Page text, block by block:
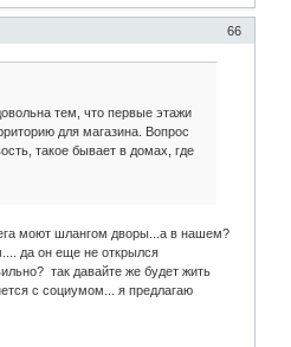
66
тем, что первые этажи
для магазина. Вопрос
такое бывает в домах, где
моют шлангом дворы...а в нашем?
да он еще не открылся
так давайте же будет жить
с социумом... я предлагаю